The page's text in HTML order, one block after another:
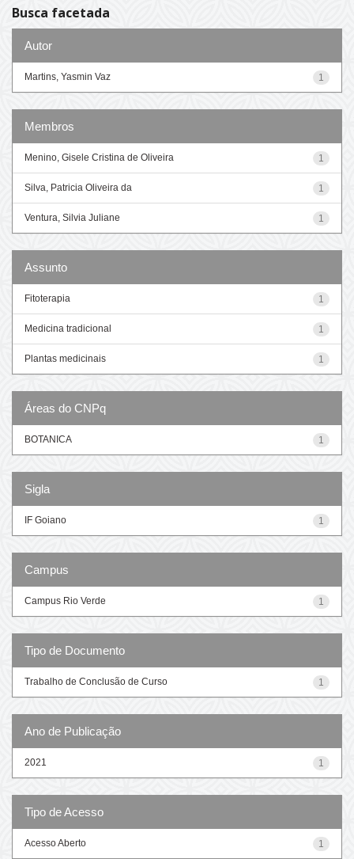
Busca facetada
Autor
1
Martins, Yasmin Vaz
Membros
1
Menino, Gisele Cristina de Oliveira
1
Silva, Patricia Oliveira da
1
Ventura, Silvia Juliane
Assunto
1
Fitoterapia
1
Medicina tradicional
1
Plantas medicinais
Áreas do CNPq
1
BOTANICA
Sigla
1
IF Goiano
Campus
1
Campus Rio Verde
Tipo de Documento
1
Trabalho de Conclusão de Curso
Ano de Publicação
1
2021
Tipo de Acesso
1
Acesso Aberto